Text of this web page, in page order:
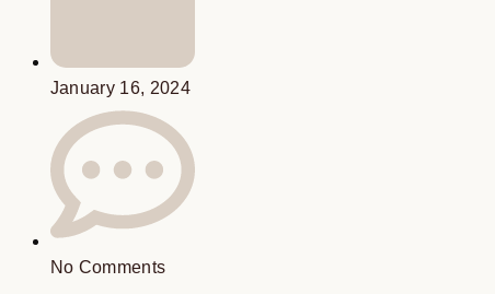
January 16, 2024
No Comments